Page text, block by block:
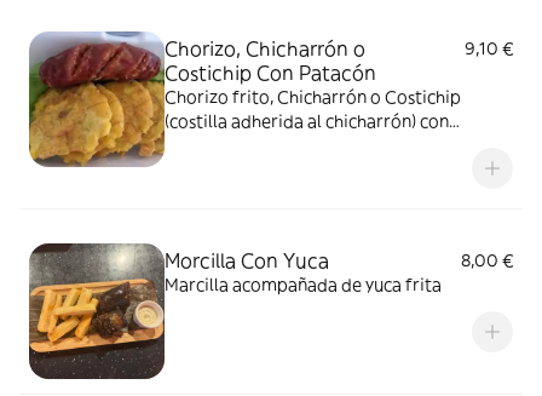
Chorizo, Chicharrón o
Costichip Con Patacón
9,10 €
Chorizo frito, Chicharrón o Costichip
(costilla adherida al chicharrón) con
Morcilla Con Yuca
8,00 €
Marcilla acompañada de yuca frita